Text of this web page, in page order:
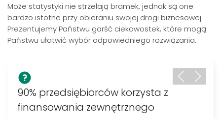
Może statystyki nie strzelają bramek, jednak są one
bardzo istotne przy obieraniu swojej drogi biznesowej.
Prezentujemy Państwu garść ciekawostek, które mogą
Państwu ułatwić wybór odpowiedniego rozwiązania.
90% przedsiębiorców korzysta z
finansowania zewnętrznego